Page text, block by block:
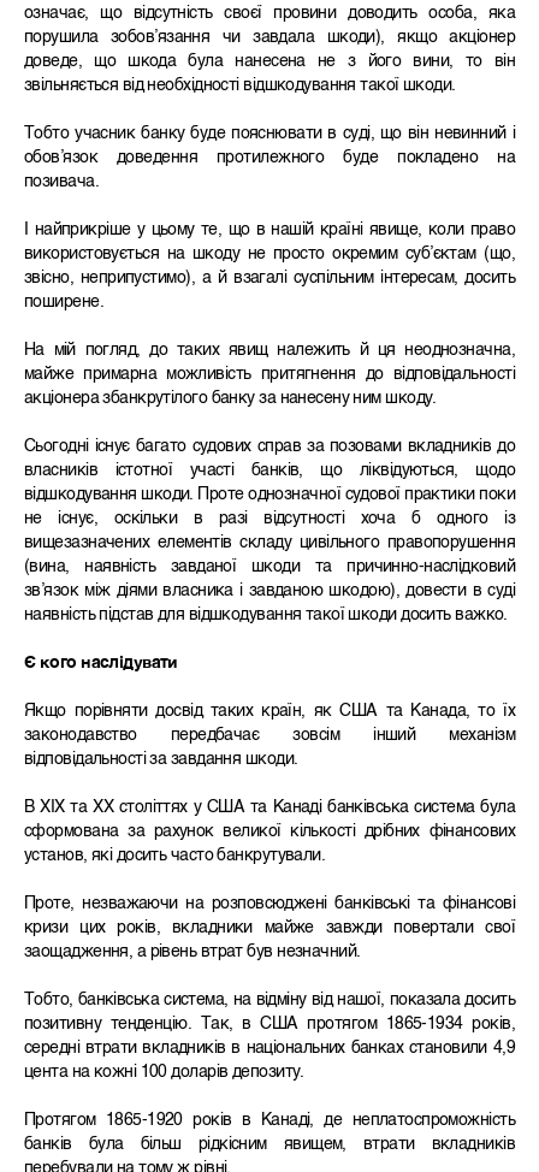
означає, що відсутність своєї провини доводить особа, яка
порушила зобов’язання чи завдала шкоди), якщо акціонер
доведе, що шкода була нанесена не з його вини, то він
звільняється від необхідності відшкодування такої шкоди.
Тобто учасник банку буде пояснювати в суді, що він невинний і
обов’язок доведення протилежного буде покладено на
позивача.
І найприкріше у цьому те, що в нашій країні явище, коли право
використовується на шкоду не просто окремим суб’єктам (що,
звісно, неприпустимо), а й взагалі суспільним інтересам, досить
поширене.
На мій погляд, до таких явищ належить й ця неоднозначна,
майже примарна можливість притягнення до відповідальності
акціонера збанкрутілого банку за нанесену ним шкоду.
Сьогодні існує багато судових справ за позовами вкладників до
власників істотної участі банків, що ліквідуються, щодо
відшкодування шкоди. Проте однозначної судової практики поки
не існує, оскільки в разі відсутності хоча б одного із
вищезазначених елементів складу цивільного правопорушення
(вина, наявність завданої шкоди та причинно-наслідковий
зв’язок між діями власника і завданою шкодою), довести в суді
наявність підстав для відшкодування такої шкоди досить важко.
Є кого наслідувати
Якщо порівняти досвід таких країн, як США та Канада, то їх
законодавство передбачає зовсім інший механізм
відповідальності за завдання шкоди.
В ХІХ та ХХ століттях у США та Канаді банківська система була
сформована за рахунок великої кількості дрібних фінансових
установ, які досить часто банкрутували.
Проте, незважаючи на розповсюджені банківські та фінансові
кризи цих років, вкладники майже завжди повертали свої
заощадження, а рівень втрат був незначний.
Тобто, банківська система, на відміну від нашої, показала досить
позитивну тенденцію. Так, в США протягом 1865-1934 років,
середні втрати вкладників в національних банках становили 4,9
цента на кожні 100 доларів депозиту.
Протягом 1865-1920 років в Канаді, де неплатоспроможність
банків була більш рідкісним явищем, втрати вкладників
перебували на тому ж рівні.